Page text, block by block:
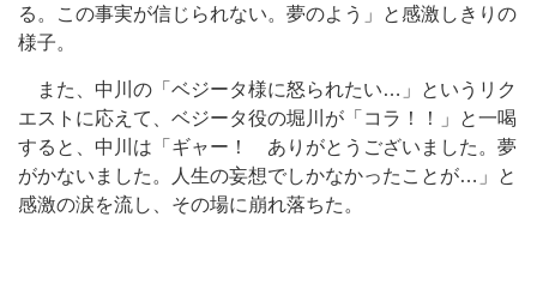
る。この事実が信じられない。夢のよう」と感激しきりの
様子。
また、中川の「ベジータ様に怒られたい…」というリク
エストに応えて、ベジータ役の堀川が「コラ！！」と一喝
すると、中川は「ギャー！ ありがとうございました。夢
がかないました。人生の妄想でしかなかったことが…」と
感激の涙を流し、その場に崩れ落ちた。